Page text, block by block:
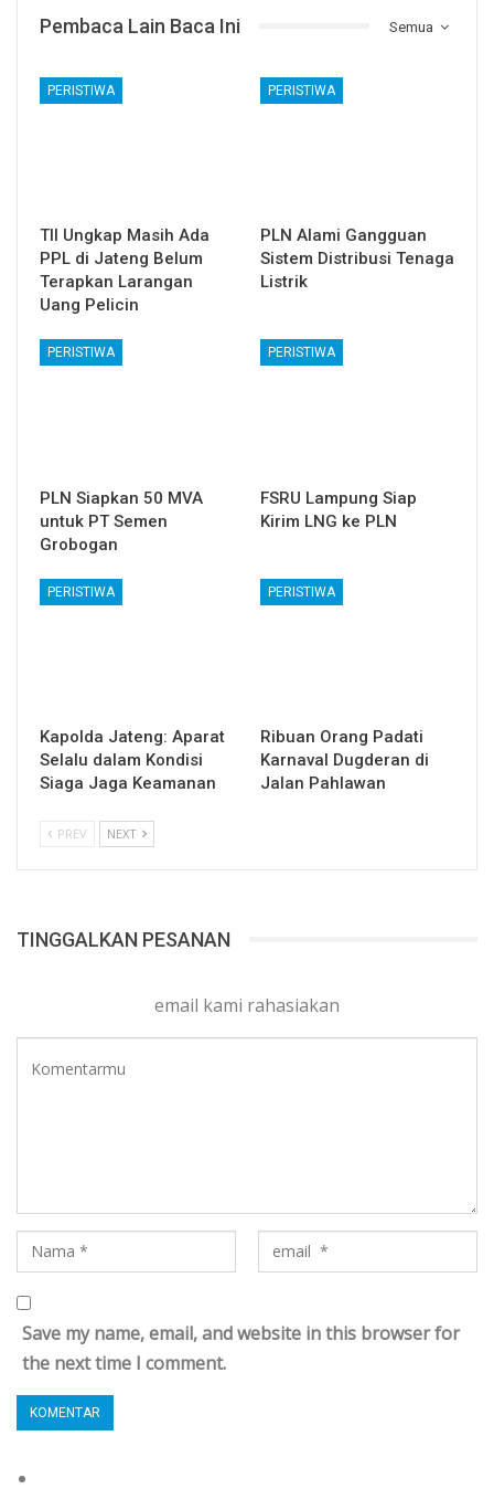
Semua
Pembaca Lain Baca Ini
PERISTIWA
TII Ungkap Masih Ada
PPL di Jateng Belum
Terapkan Larangan
Uang Pelicin
PERISTIWA
PLN Alami Gangguan
Sistem Distribusi Tenaga
Listrik
PERISTIWA
PLN Siapkan 50 MVA
untuk PT Semen
Grobogan
PERISTIWA
FSRU Lampung Siap
Kirim LNG ke PLN
PERISTIWA
Kapolda Jateng: Aparat
Selalu dalam Kondisi
Siaga Jaga Keamanan
PERISTIWA
Ribuan Orang Padati
Karnaval Dugderan di
Jalan Pahlawan
PREV NEXT
TINGGALKAN PESANAN
email kami rahasiakan
Save my name, email, and website in this browser for
the next time I comment.